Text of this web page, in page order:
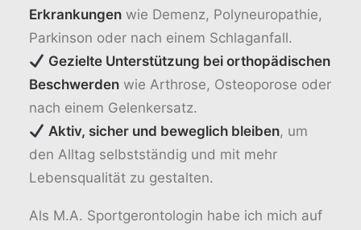
Erkrankungen wie Demenz, Polyneuropathie,
Parkinson oder nach einem Schlaganfall.
Gezielte Unterstützung bei orthopädischen
Beschwerden wie Arthrose, Osteoporose oder
nach einem Gelenkersatz.
Aktiv, sicher und beweglich bleiben, um
den Alltag selbstständig und mit mehr
Lebensqualität zu gestalten.
Als M.A. Sportgerontologin habe ich mich auf